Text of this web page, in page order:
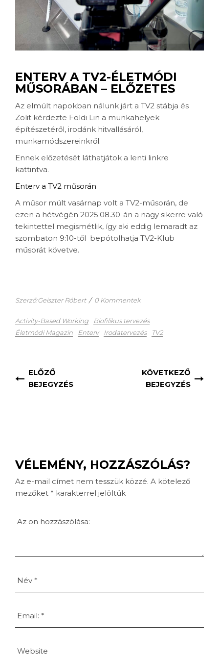
ENTERV A TV2-ÉLETMÓDI
MŰSORÁBAN – ELŐZETES
Az elmúlt napokban nálunk járt a TV2 stábja és
Zolit kérdezte Földi Lin a munkahelyek
építészetéről, irodánk hitvallásáról,
munkamódszereinkről.
Ennek előzetését láthatjátok a lenti linkre
kattintva.
Enterv a TV2 műsorán
A műsor múlt vasárnap volt a TV2-műsorán, de
ezen a hétvégén 2025.08.30-án a nagy sikerre való
tekintettel megismétlik, így aki eddig lemaradt az
szombaton 9:10-től bepótolhatja TV2-Klub
műsorát követve.
Szerző:Geiszter Róbert / 0 Kommentek
Activity-Based Working
Biofilikus tervezés
Életmódi Magazin
Enterv Irodatervezés TV2
ELŐZŐ
BEJEGYZÉS
KÖVETKEZŐ
BEJEGYZÉS
VÉLEMÉNY, HOZZÁSZÓLÁS?
Az e-mail címet nem tesszük közzé. A kötelező
mezőket * karakterrel jelöltük